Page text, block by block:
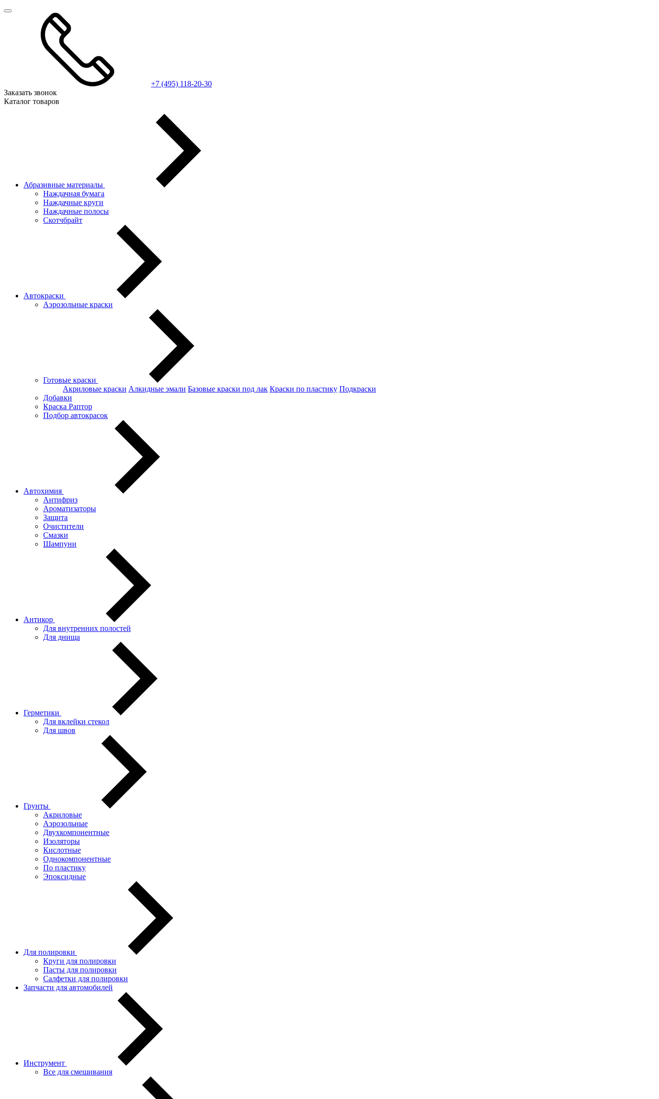
+7 (495) 118-20-30
Заказать звонок
Каталог товаров
Абразивные материалы
Наждачная бумага
Наждачные круги
Наждачные полосы
Скотчбрайт
Автокраски
Аэрозольные краски
Готовые краски
Акриловые краски Алкидные эмали Базовые краски под лак Краски по пластику Подкраски
Добавки
Краска Раптор
Подбор автокрасок
Автохимия
Антифриз
Ароматизаторы
Защита
Очистители
Смазки
Шампуни
Антикор
Для внутренних полостей
Для днища
Герметики
Для вклейки стекол
Для швов
Грунты
Акриловые
Аэрозольные
Двухкомпонентные
Изоляторы
Кислотные
Однокомпонентные
По пластику
Эпоксидные
Для полировки
Круги для полировки
Пасты для полировки
Салфетки для полировки
Запчасти для автомобилей
Инструмент
Все для смешивания